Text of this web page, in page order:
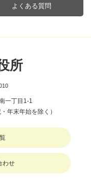
よくある質問
所
一丁目1-1
年末年始を除く）
わせ